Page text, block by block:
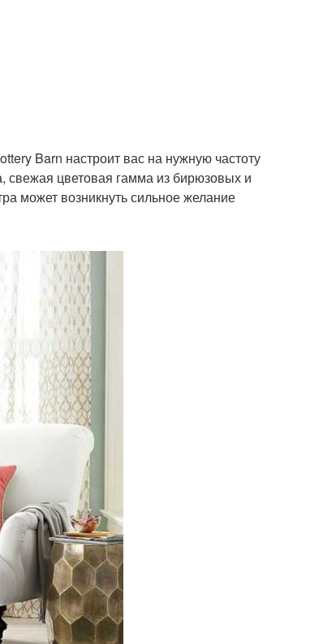
Barn настроит вас на нужную частоту
свежая цветовая гамма из бирюзовых и
может возникнуть сильное желание